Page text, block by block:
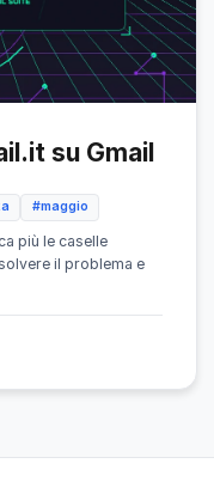
su Gmail
#maggio
più le caselle
il problema e